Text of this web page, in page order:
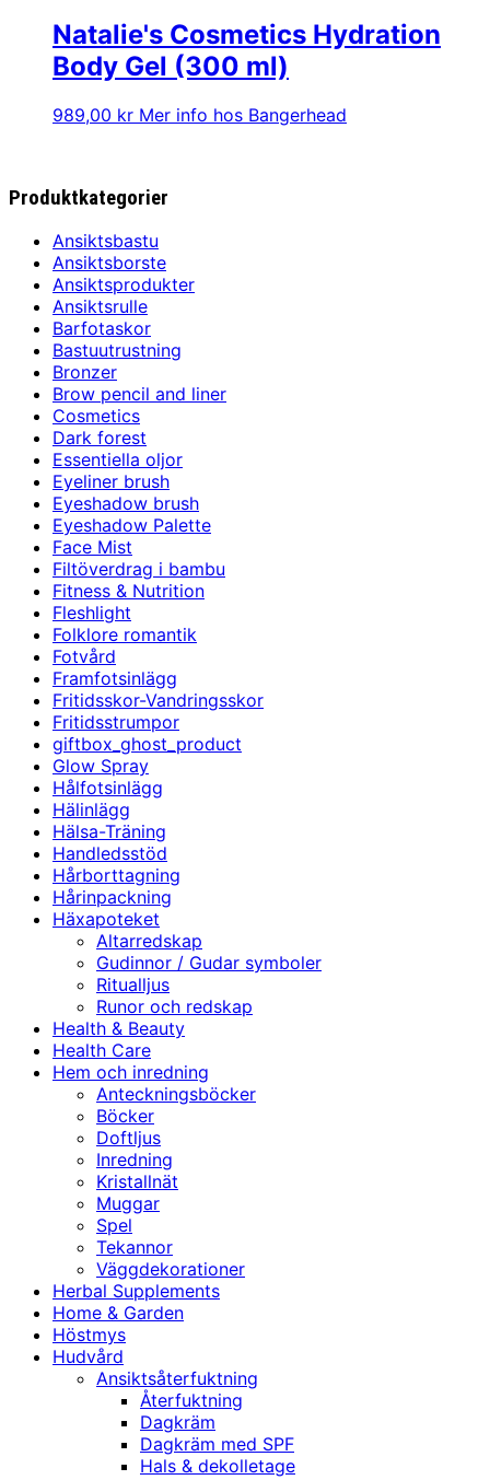
1040,00 kr.990,00 kr.
Natalie's Cosmetics Hydration
Body Gel (300 ml)
989,00 kr Mer info hos Bangerhead
Produktkategorier
Ansiktsbastu
Ansiktsborste
Ansiktsprodukter
Ansiktsrulle
Barfotaskor
Bastuutrustning
Bronzer
Brow pencil and liner
Cosmetics
Dark forest
Essentiella oljor
Eyeliner brush
Eyeshadow brush
Eyeshadow Palette
Face Mist
Filtöverdrag i bambu
Fitness & Nutrition
Fleshlight
Folklore romantik
Fotvård
Framfotsinlägg
Fritidsskor-Vandringsskor
Fritidsstrumpor
giftbox_ghost_product
Glow Spray
Hålfotsinlägg
Hälinlägg
Hälsa-Träning
Handledsstöd
Hårborttagning
Hårinpackning
Häxapoteket
Altarredskap
Gudinnor / Gudar symboler
Ritualljus
Runor och redskap
Health & Beauty
Health Care
Hem och inredning
Anteckningsböcker
Böcker
Doftljus
Inredning
Kristallnät
Muggar
Spel
Tekannor
Väggdekorationer
Herbal Supplements
Home & Garden
Höstmys
Hudvård
Ansiktsåterfuktning
Återfuktning
Dagkräm
Dagkräm med SPF
Hals & dekolletage